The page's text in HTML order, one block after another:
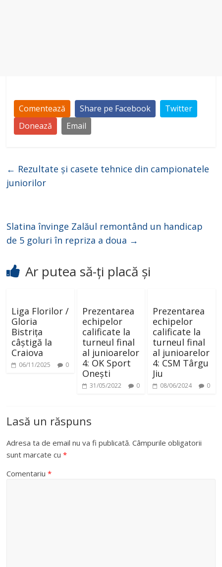
Comentează Share pe Facebook
Twitter
Donează
Email
← Rezultate și casete tehnice din campionatele
juniorilor
Slatina învinge Zalăul remontând un handicap
de 5 goluri în repriza a doua →
Ar putea să-ți placă și
Liga Florilor /
Gloria
Bistrița
câștigă la
Craiova
06/11/2025 0
Prezentarea
echipelor
calificate la
turneul final
al junioarelor
4: OK Sport
Onești
31/05/2022 0
Prezentarea
echipelor
calificate la
turneul final
al junioarelor
4: CSM Târgu
Jiu
08/06/2024 0
Lasă un răspuns
Adresa ta de email nu va fi publicată. Câmpurile obligatorii
sunt marcate cu*
Comentariu*